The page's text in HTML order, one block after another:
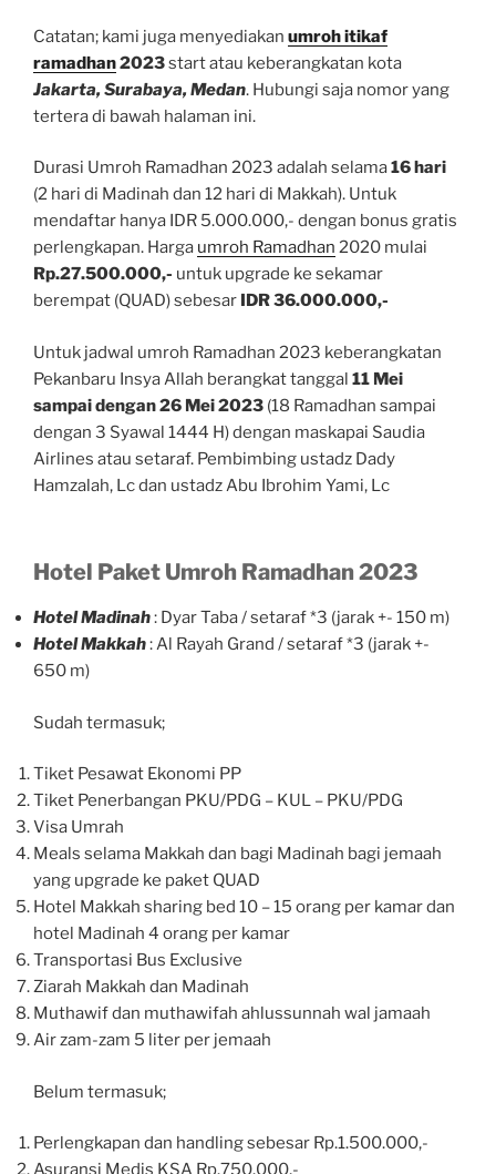
Catatan; kami juga menyediakan umroh itikaf
ramadhan2023start atau keberangkatan kota
Jakarta, Surabaya, Medan. Hubungi saja nomor yang
tertera di bawah halaman ini.
Durasi Umroh Ramadhan 2023 adalah selama16 hari
(2 hari di Madinah dan 12 hari di Makkah). Untuk
mendaftar hanya IDR 5.000.000,- dengan bonus gratis
perlengkapan. Harga umroh Ramadhan 2020 mulai
Rp.27.500.000,- untuk upgrade ke sekamar
berempat (QUAD) sebesar IDR 36.000.000,-
Untuk jadwal umroh Ramadhan 2023 keberangkatan
Pekanbaru Insya Allah berangkat tanggal 11 Mei
sampai dengan 26 Mei 2023 (18 Ramadhan sampai
dengan 3 Syawal 1444 H) dengan maskapai Saudia
Airlines atau setaraf. Pembimbing ustadz Dady
Hamzalah, Lc dan ustadz Abu Ibrohim Yami, Lc
Hotel Paket Umroh Ramadhan 2023
Hotel Madinah: Dyar Taba / setaraf *3 (jarak +- 150 m)
Hotel Makkah: Al Rayah Grand / setaraf *3 (jarak +-
650 m)
Sudah termasuk;
Tiket Pesawat Ekonomi PP
Tiket Penerbangan PKU/PDG – KUL – PKU/PDG
Visa Umrah
Meals selama Makkah dan bagi Madinah bagi jemaah
yang upgrade ke paket QUAD
Hotel Makkah sharing bed 10 – 15 orang per kamar dan
hotel Madinah 4 orang per kamar
Transportasi Bus Exclusive
Ziarah Makkah dan Madinah
Muthawif dan muthawifah ahlussunnah wal jamaah
Air zam-zam 5 liter per jemaah
Belum termasuk;
Perlengkapan dan handling sebesar Rp.1.500.000,-
Asuransi Medis KSA Rp.750.000,-